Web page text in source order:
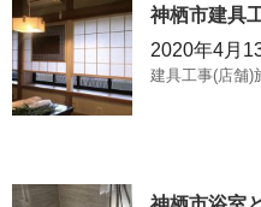
神栖市建具
2020年4月
建具工事(店舗)